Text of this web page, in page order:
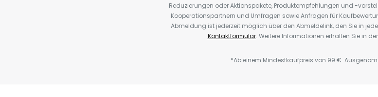
Reduzierungen oder Aktionspakete, Produktempfehlungen und -
Kooperationspartnern und Umfragen sowie Anfragen für
Abmeldung ist jederzeit möglich über den Abmeldelink, den Sie in
Kontaktformular. Weitere Informationen erhalten Sie in der
*Ab einem Mindestkaufpreis von 99 €.